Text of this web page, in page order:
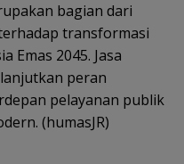
bagian dari
transformasi
Emas 2045. Jasa
peran
pelayanan publik
(humasJR)